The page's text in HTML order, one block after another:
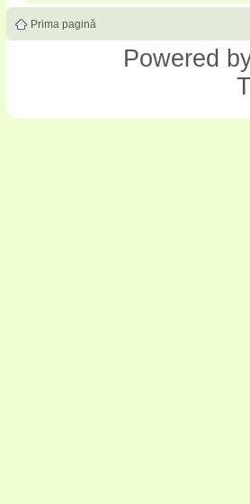
Prima pagină
Powered